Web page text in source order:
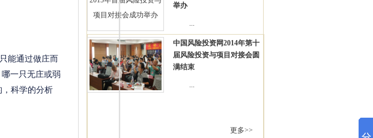
能通过做庄而
一只无庄或弱
科学的分析
举办
...
中国风险投资网2014年第十
届风险投资与项目对接会圆
满结束
...
更多>>